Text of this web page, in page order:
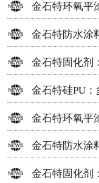
金石特环氧平
决方案
金石特防水涂
方案
金石特固化剂
金石特硅PU
金石特环氧平
方案
金石特防水涂
金石特固化剂